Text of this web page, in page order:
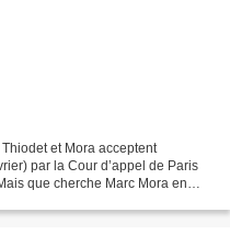
et Mora acceptent
par la Cour d’appel de Paris
que cherche Marc Mora en